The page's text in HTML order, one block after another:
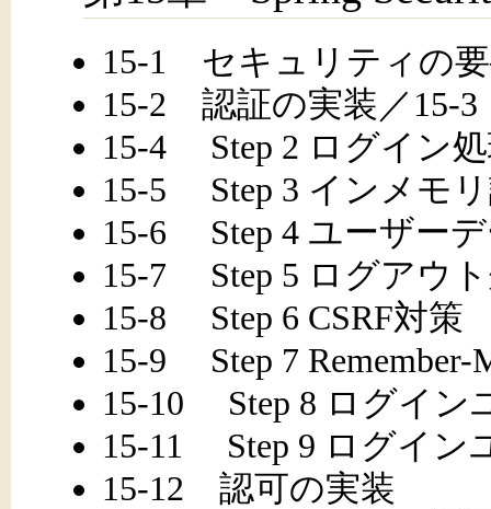
15-1 セキュリティの
15-2 認証の実装／15-
15-4 Step 2 ログイン
15-5 Step 3 インメモ
15-6 Step 4 ユーザー
15-7 Step 5 ログアウ
15-8 Step 6 CSRF対策
15-9 Step 7 Remember-
15-10 Step 8 ログイン
15-11 Step 9 ログイン
15-12 認可の実装